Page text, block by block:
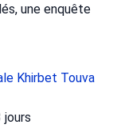
une enquête
Khirbet Touva
jours